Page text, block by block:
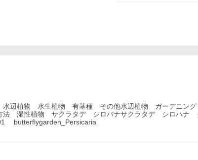
辺植物 水生植物 有茎種 その他水辺植物 ガーデニン
湿性植物 サクラタデ シロバナサクラタデ シロハナ
butterflygarden_Persicaria